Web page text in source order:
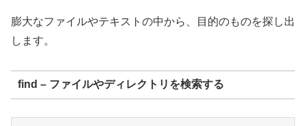
膨大なファイルやテキストの中から、目的のものを探し出
します。
find – ファイルやディレクトリを検索する